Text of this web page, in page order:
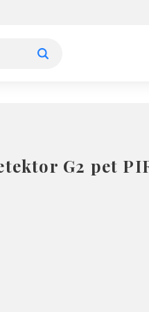
G2 pet